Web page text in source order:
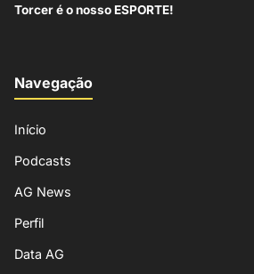
Torcer é o nosso ESPORTE!
Navegação
Início
Podcasts
AG News
Perfil
Data AG